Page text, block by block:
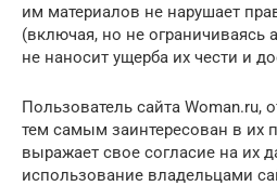
им материалов не нарушает
(включая, но не ограничиваясь
не наносит ущерба их чести и
Пользователь сайта Woman.ru,
тем самым заинтересован в их
выражает свое согласие на их
использование владельцами